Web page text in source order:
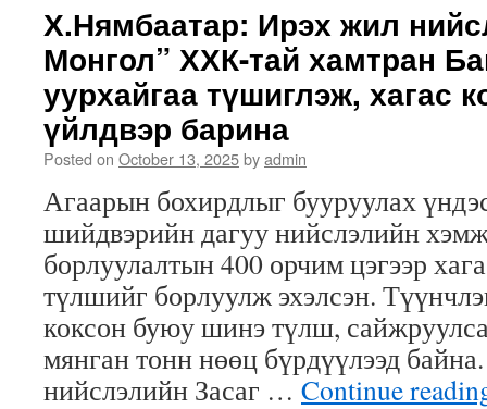
Х.Нямбаатар: Ирэх жил
Монгол” ХХК-тай хамтран
уурхайгаа түшиглэж, хагас
үйлдвэр барина
Posted on October 13, 2025byadmin
Агаарын бохирдлыг бууруулах
шийдвэрийн дагуу нийслэлийн
борлуулалтын 400 орчим цэгээр
түлшийг борлуулж эхэлсэн.
коксон буюу шинэ түлш,
мянган тонн нөөц бүрдүүлээд
нийслэлийн Засаг … Continue